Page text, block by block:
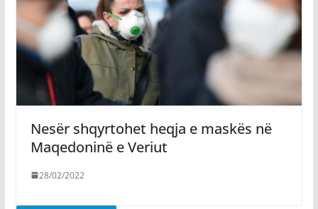
Nesër shqyrtohet heqja e maskës në
Maqedoninë e Veriut
28/02/2022